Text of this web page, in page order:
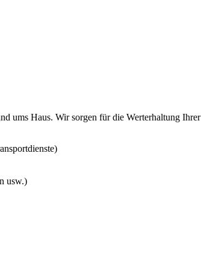
ums Haus. Wir sorgen für die Werterhaltung Ihrer
usw.)